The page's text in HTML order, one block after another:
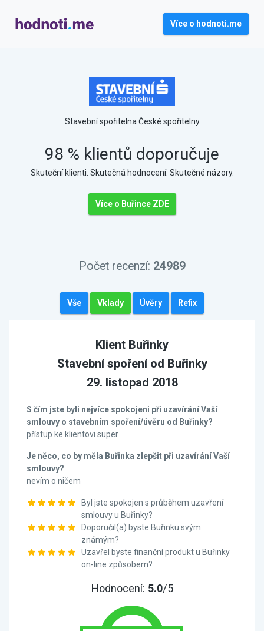
Více o hodnoti.me
Stavební spořitelna České spořitelny
98 % klientů doporučuje
Skuteční klienti. Skutečná hodnocení. Skutečné názory.
Více o Buřince ZDE
Počet recenzí: 24989
Vše Vklady Úvěry Refix
Klient Buřinky
Stavební spoření od Buřinky
29. listopad 2018
S čím jste byli nejvíce spokojeni při uzavírání Vaší
smlouvy o stavebním spoření/úvěru od Buřinky?
přístup ke klientovi super
Je něco, co by měla Buřinka zlepšit při uzavírání Vaší
smlouvy?
nevím o ničem
Byl jste spokojen s průběhem uzavření
smlouvy u Buřinky?
Doporučil(a) byste Buřinku svým
známým?
Uzavřel byste finanční produkt u Buřinky
on-line způsobem?
Hodnocení: 5.0/5